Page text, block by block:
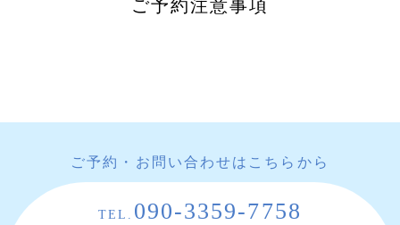
ご予約注意事項
ご予約・お問い合わせはこちらから
TEL. 090-3359-7758